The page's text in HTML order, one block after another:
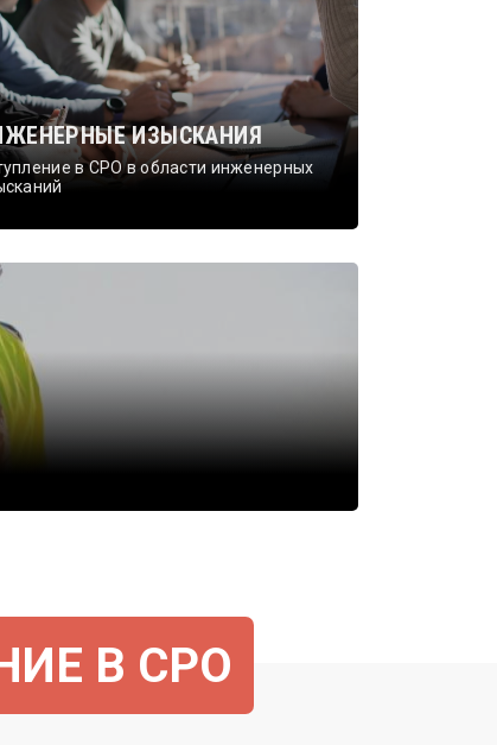
ИЗЫСКАНИЯ
в СРО в области инженерных
В СРО